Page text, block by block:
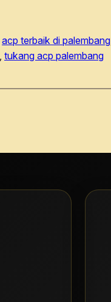
acp terbaik di palembang
tukang acp palembang